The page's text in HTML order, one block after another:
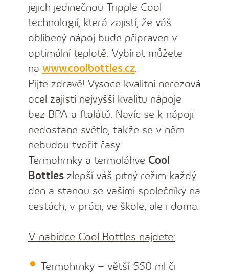
jejich jedinečnou Tripple Cool
technologií, která zajistí, že váš
oblíbený nápoj bude připraven v
optimální teplotě. Vybírat můžete
na www.coolbottles.cz.
Pijte zdravě! Vysoce kvalitní nerezová
ocel zajistí nejvyšší kvalitu nápoje
bez BPA a ftalátů. Navíc se k nápoji
nedostane světlo, takže se v něm
nebudou tvořit řasy.
Termohrnky a termoláhve Cool
Bottles zlepší váš pitný režim každý
den a stanou se vašimi společníky na
cestách, v práci, ve škole, ale i doma.
V nabídce Cool Bottles najdete:
Termohrnky – větší 550 ml či